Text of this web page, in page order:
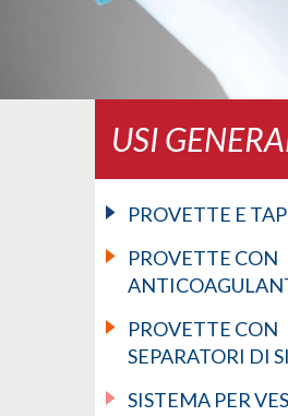
USI
PROVETTE E
PROVETTE CON
PROVETTE CON
SEPARATORI DI
SISTEMA PER VES